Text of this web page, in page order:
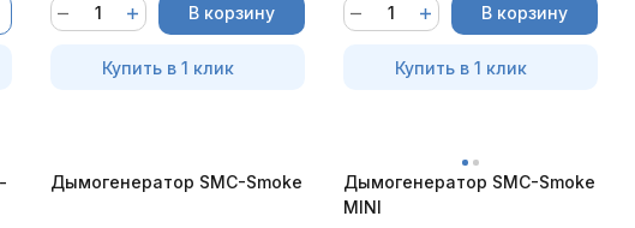
В корзину
Купить в 1 клик
В корзину
Купить в 1 клик
Дымогенератор SMC-Smoke
Дымогенератор SMC-Smoke
MINI